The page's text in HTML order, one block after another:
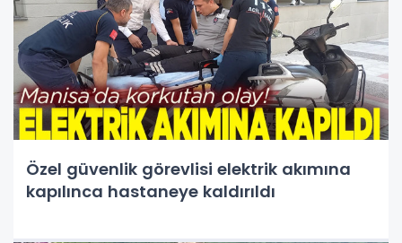
Özel güvenlik görevlisi elektrik akımına
kapılınca hastaneye kaldırıldı